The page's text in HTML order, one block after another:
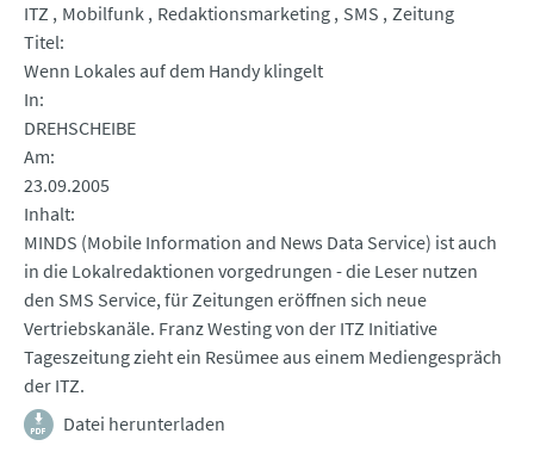
ITZ
Mobilfunk Redaktionsmarketing SMS Zeitung
Titel
Wenn Lokales auf dem Handy klingelt
In
DREHSCHEIBE
Am
23.09.2005
Inhalt
MINDS (Mobile Information and News Data Service) ist auch
in die Lokalredaktionen vorgedrungen - die Leser nutzen
den SMS Service, für Zeitungen eröffnen sich neue
Vertriebskanäle. Franz Westing von der ITZ Initiative
Tageszeitung zieht ein Resümee aus einem Mediengespräch
der ITZ.
Datei herunterladen